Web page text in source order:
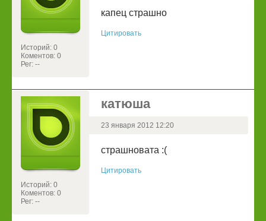
Историй: 0
Коментов: 0
Рег: --
капец страшно
Цитировать
Историй: 0
Коментов: 0
Рег: --
катюша
23 января 2012 12:20
страшновата :(
Цитировать